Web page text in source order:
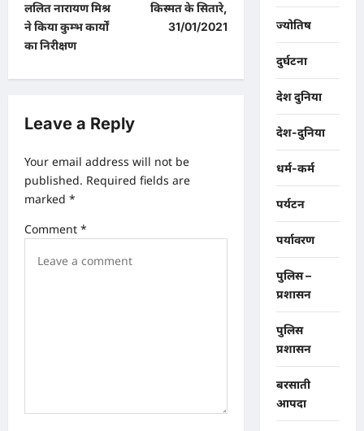
s
t
n
v
g
a
t
ललित नारायण मिश्र
ने किया कुम्भ कार्यों
का निरीक्षण
किस्मत के सितारे,
31/01/2021
Leave a Reply
Your email address will not be
published. Required fields are
marked *
Comment *
ज्योतिष
दुर्घटना
देश दुनिया
देश-दुनिया
धर्म-कर्म
पर्यटन
पर्यावरण
पुलिस –
प्रशासन
पुलिस
प्रशासन
बरसाती
आपदा